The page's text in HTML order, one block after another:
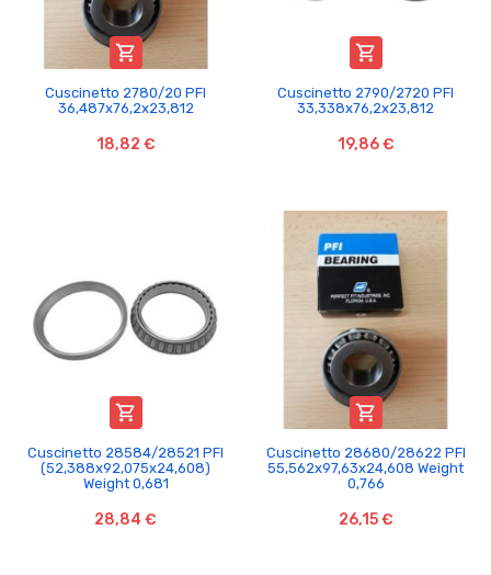

Cuscinetto 2780/20 PFI
36,487x76,2x23,812
18,82 €

Cuscinetto 2790/2720 PFI
33,338x76,2x23,812
19,86 €

Cuscinetto 28584/28521 PFI
(52,388x92,075x24,608)
Weight 0,681
28,84 €

Cuscinetto 28680/28622 PFI
55,562x97,63x24,608 Weight
0,766
26,15 €